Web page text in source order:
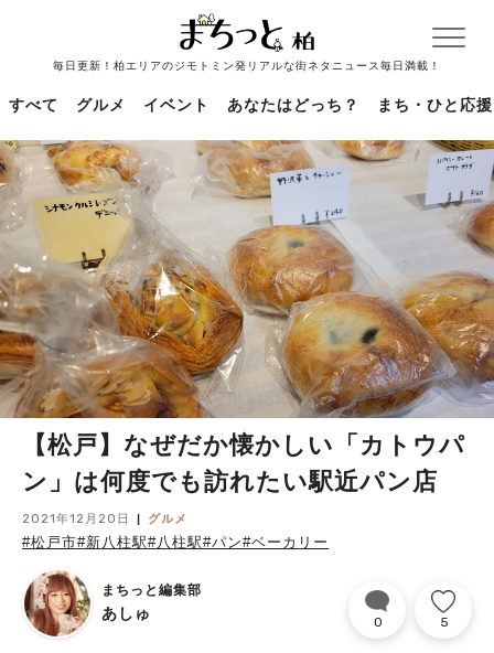
毎日更新！柏エリアのジモトミン発リアルな街ネタニュース毎日満載！
すべて グルメ イベント あなたはどっち？ まち・ひと応援
【松戸】なぜだか懐かしい「カトウパ
ン」は何度でも訪れたい駅近パン店
2021年12月20日 グルメ
#松戸市#新八柱駅#八柱駅#パン#ベーカリー
まちっと編集部
あしゅ 0 5